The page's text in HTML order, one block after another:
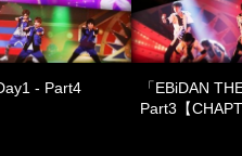
- Part4
「EBiDAN
Part3【